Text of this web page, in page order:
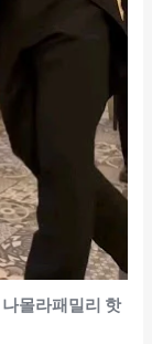
나몰라패밀리 핫